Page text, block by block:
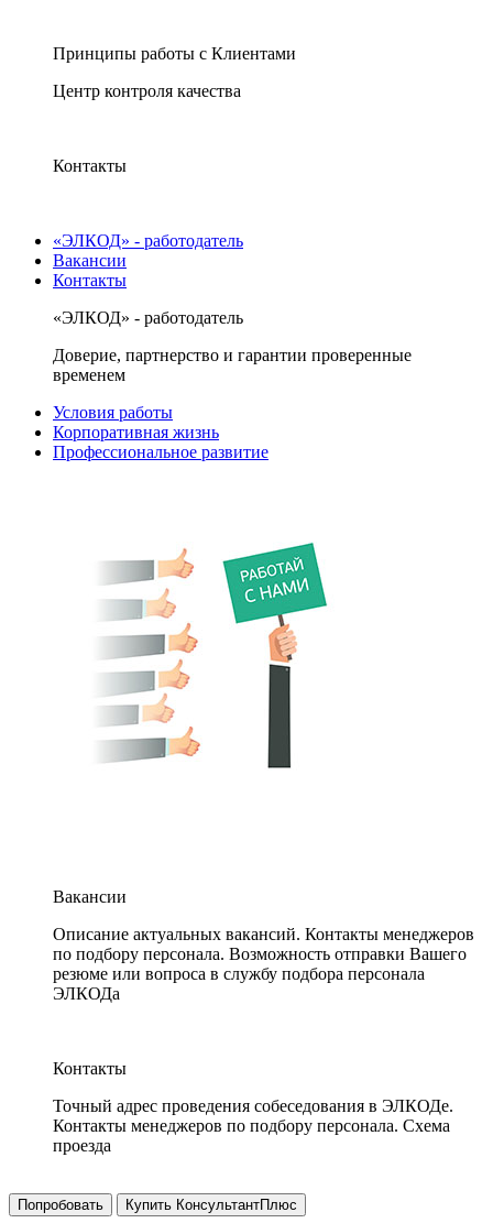
Принципы работы с Клиентами
Центр контроля качества
Контакты
«ЭЛКОД» - работодатель
Вакансии
Контакты
«ЭЛКОД» - работодатель
Доверие, партнерство и гарантии проверенные
временем
Условия работы
Корпоративная жизнь
Профессиональное развитие
Вакансии
Описание актуальных вакансий. Контакты менеджеров
по подбору персонала. Возможность отправки Вашего
резюме или вопроса в службу подбора персонала
ЭЛКОДа
Контакты
Точный адрес проведения собеседования в ЭЛКОДе.
Контакты менеджеров по подбору персонала. Схема
проезда
Попробовать Купить КонсультантПлюс